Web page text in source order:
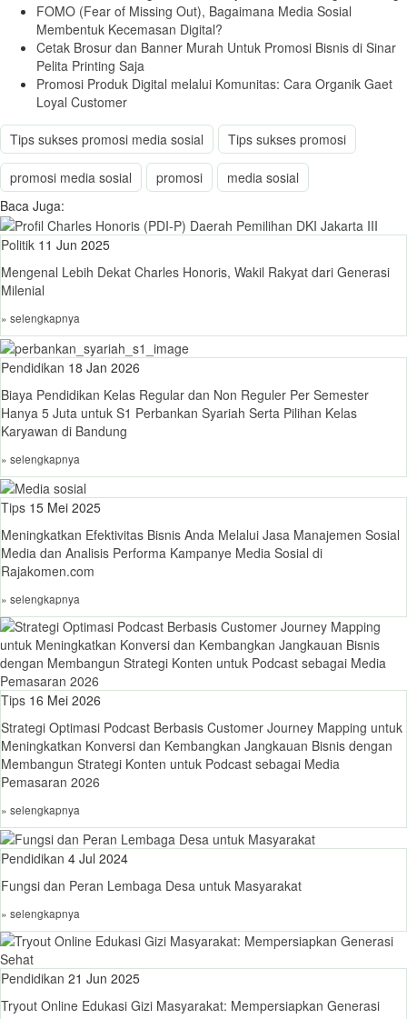
FOMO (Fear of Missing Out), Bagaimana Media Sosial
Membentuk Kecemasan Digital?
Cetak Brosur dan Banner Murah Untuk Promosi Bisnis di Sinar
Pelita Printing Saja
Promosi Produk Digital melalui Komunitas: Cara Organik Gaet
Loyal Customer
Tips sukses promosi media sosial Tips sukses promosi
promosi media sosial promosi
media sosial
Baca Juga:
Politik 11 Jun 2025
Mengenal Lebih Dekat Charles Honoris, Wakil Rakyat dari Generasi
Milenial
» selengkapnya
Pendidikan 18 Jan 2026
Biaya Pendidikan Kelas Regular dan Non Reguler Per Semester
Hanya 5 Juta untuk S1 Perbankan Syariah Serta Pilihan Kelas
Karyawan di Bandung
» selengkapnya
Tips 15 Mei 2025
Meningkatkan Efektivitas Bisnis Anda Melalui Jasa Manajemen Sosial
Media dan Analisis Performa Kampanye Media Sosial di
Rajakomen.com
» selengkapnya
Tips 16 Mei 2026
Strategi Optimasi Podcast Berbasis Customer Journey Mapping untuk
Meningkatkan Konversi dan Kembangkan Jangkauan Bisnis dengan
Membangun Strategi Konten untuk Podcast sebagai Media
Pemasaran 2026
» selengkapnya
Pendidikan 4 Jul 2024
Fungsi dan Peran Lembaga Desa untuk Masyarakat
» selengkapnya
Pendidikan 21 Jun 2025
Tryout Online Edukasi Gizi Masyarakat: Mempersiapkan Generasi